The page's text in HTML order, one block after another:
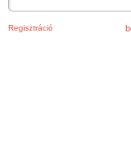
Regisztráció